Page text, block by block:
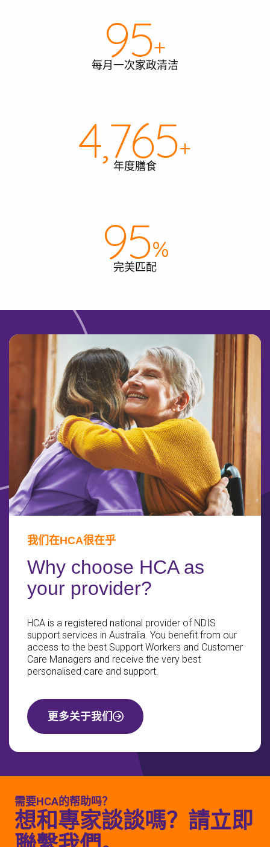
99+
每月一次家政清洁
4,961+
年度膳食
99%
完美匹配
我们在HCA很在乎
Why choose HCA as
your provider?
HCA is a registered national provider of NDIS
support services in Australia. You benefit from our
access to the best Support Workers and Customer
Care Managers and receive the very best
personalised care and support.
更多关于我们
需要HCA的帮助吗？
想和專家談談嗎？請立即
检查您的邮政编码
以查看我们是否服务您的区域。.
搜索